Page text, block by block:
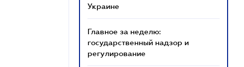
Украине
Главное за неделю:
государственный надзор и
регулирование